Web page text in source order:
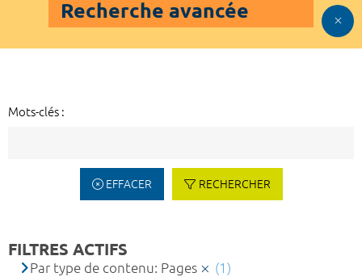
Recherche avancée
Mots-clés :
EFFACER RECHERCHER
FILTRES ACTIFS
Par type de contenu: Pages
(1)